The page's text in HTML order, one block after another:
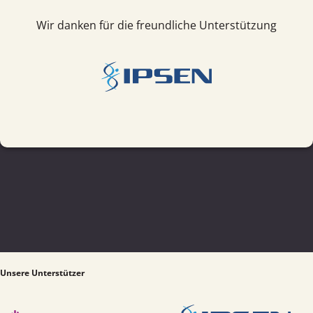
Wir danken für die freundliche Unterstützung
Unsere Unterstützer